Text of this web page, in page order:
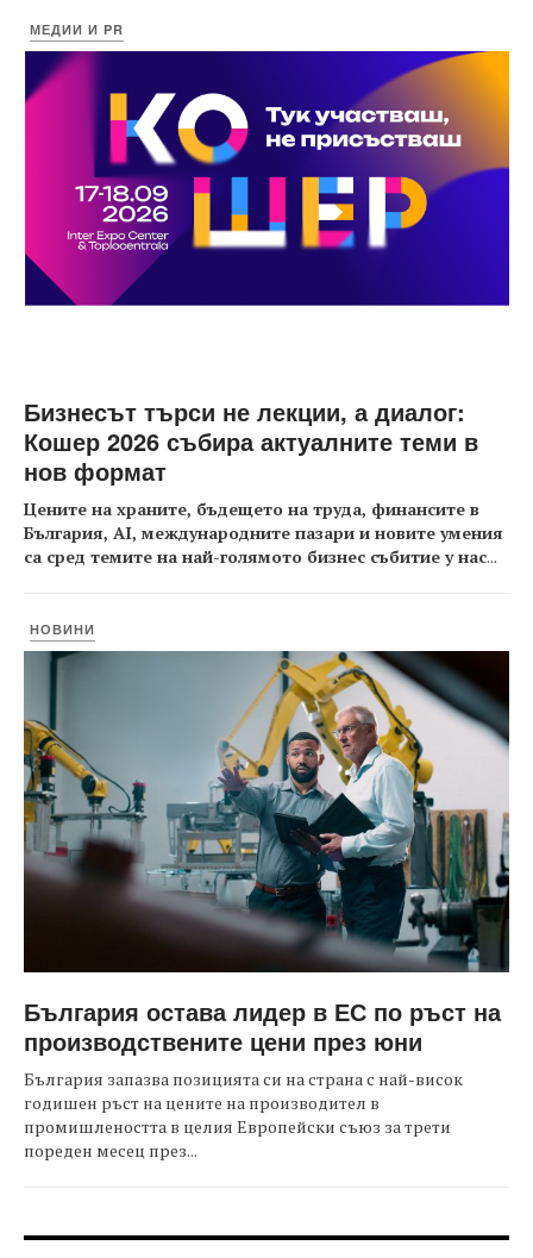
МЕДИИ И PR
Бизнесът търси не лекции, а диалог:
Кошер 2026 събира актуалните теми в
нов формат
Цените на храните, бъдещето на труда, финансите в
България, AI, международните пазари и новите умения
са сред темите на най-голямото бизнес събитие у нас...
НОВИНИ
България остава лидер в ЕС по ръст на
производствените цени през юни
България запазва позицията си на страна с най-висок
годишен ръст на цените на производител в
промишлеността в целия Европейски съюз за трети
пореден месец през...